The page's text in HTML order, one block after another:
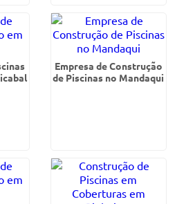
Empresa de Construção
de Piscinas no Mandaqui